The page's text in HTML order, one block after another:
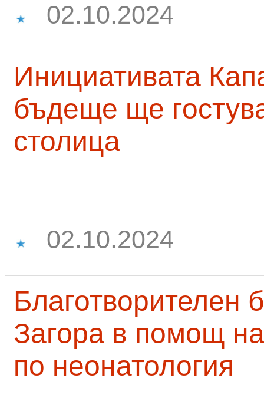
02.10.2024
Инициативата
бъдеще ще
столица
02.10.2024
Благотворителен
Загора в помощ
по неонатология